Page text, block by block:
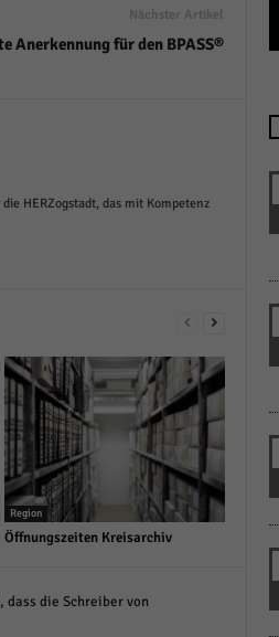
Nächster Artikel
Anerkennung für den BPASS®
HERZogstadt, das mit Kompetenz
Region
Öffnungszeiten Kreisarchiv
die Schreiber von